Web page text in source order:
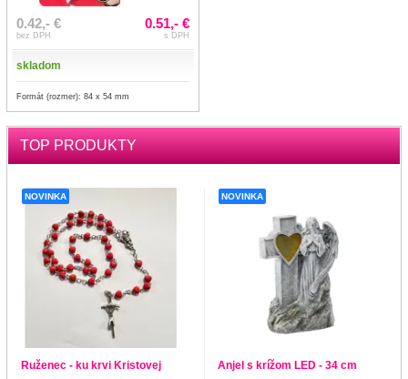
0.42,- €
bez DPH
0.51,- €
s DPH
skladom
Formát (rozmer): 84 x 54 mm
TOP PRODUKTY
NOVINKA
Ruženec - ku krvi Kristovej
NOVINKA
Anjel s krížom LED - 34 cm